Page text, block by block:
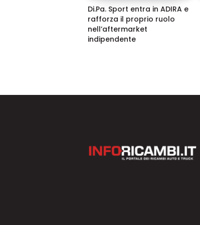
Di.Pa. Sport entra in ADIRA e
rafforza il proprio ruolo
nell’aftermarket
indipendente